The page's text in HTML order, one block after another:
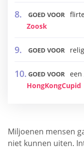
GOED VOOR
Zoosk
GOED VOOR
GOED VOOR een
HongKongCupid
Miljoenen mensen
niet kunnen uiten.